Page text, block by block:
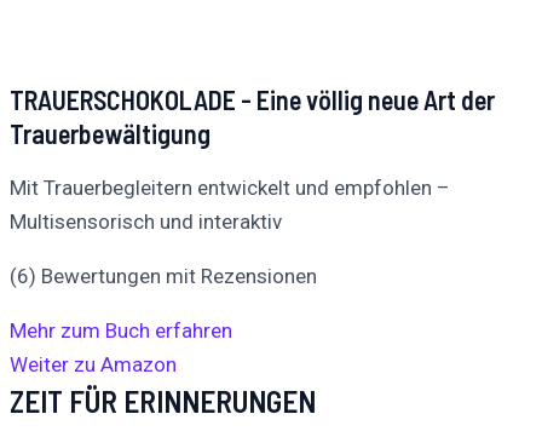
TRAUERSCHOKOLADE - Eine völlig neue Art der
Trauerbewältigung
Mit Trauerbegleitern entwickelt und empfohlen –
Multisensorisch und interaktiv
(6) Bewertungen mit Rezensionen
Mehr zum Buch erfahren
Weiter zu Amazon
ZEIT FÜR ERINNERUNGEN